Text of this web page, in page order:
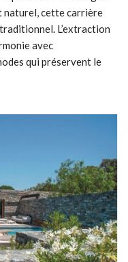
naturel, cette carrière
L’extraction
avec
qui préservent le